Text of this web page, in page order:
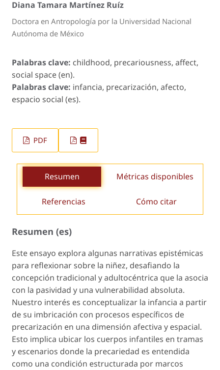
Diana Tamara Martínez Ruíz
Doctora en Antropología por la Universidad Nacional
Autónoma de México
Palabras clave: childhood, precariousness, affect,
social space (en).
Palabras clave: infancia, precarización, afecto,
espacio social (es).
PDF
Resumen Métricas disponibles
Referencias Cómo citar
Resumen (es)
Este ensayo explora algunas narrativas epistémicas
para reflexionar sobre la niñez, desafiando la
concepción tradicional y adultocéntrica que la asocia
con la pasividad y una vulnerabilidad absoluta.
Nuestro interés es conceptualizar la infancia a partir
de su imbricación con procesos específicos de
precarización en una dimensión afectiva y espacial.
Esto implica ubicar los cuerpos infantiles en tramas
y escenarios donde la precariedad es entendida
como una condición estructurada por marcos